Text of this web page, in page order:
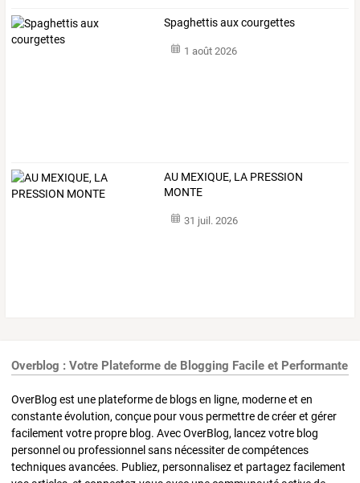
Spaghettis aux courgettes
1 août 2026
AU MEXIQUE, LA PRESSION
MONTE
31 juil. 2026
Overblog : Votre Plateforme de Blogging Facile et Performante
OverBlog est une plateforme de blogs en ligne, moderne et en
constante évolution, conçue pour vous permettre de créer et gérer
facilement votre propre blog. Avec OverBlog, lancez votre blog
personnel ou professionnel sans nécessiter de compétences
techniques avancées. Publiez, personnalisez et partagez facilement